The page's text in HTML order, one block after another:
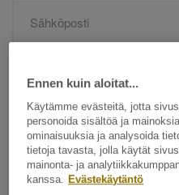
Etunimi*
Sukunimi*
Ennen kuin aloitat...
Käytämme evästeitä, jotta
personoida sisältöä ja
ominaisuuksia ja analysoida
tietoja tavasta, jolla käytät
mainonta- ja
kanssa.
Evästekäytäntö